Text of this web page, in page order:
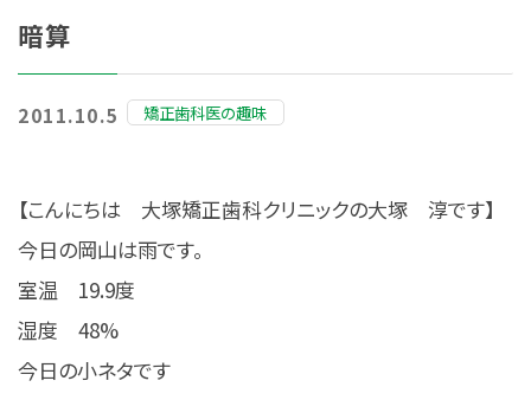
暗算
2011.10.5 矯正歯科医の趣味
【こんにちは 大塚矯正歯科クリニックの大塚 淳です】
今日の岡山は雨です。
室温 19.9度
湿度 48%
今日の小ネタです